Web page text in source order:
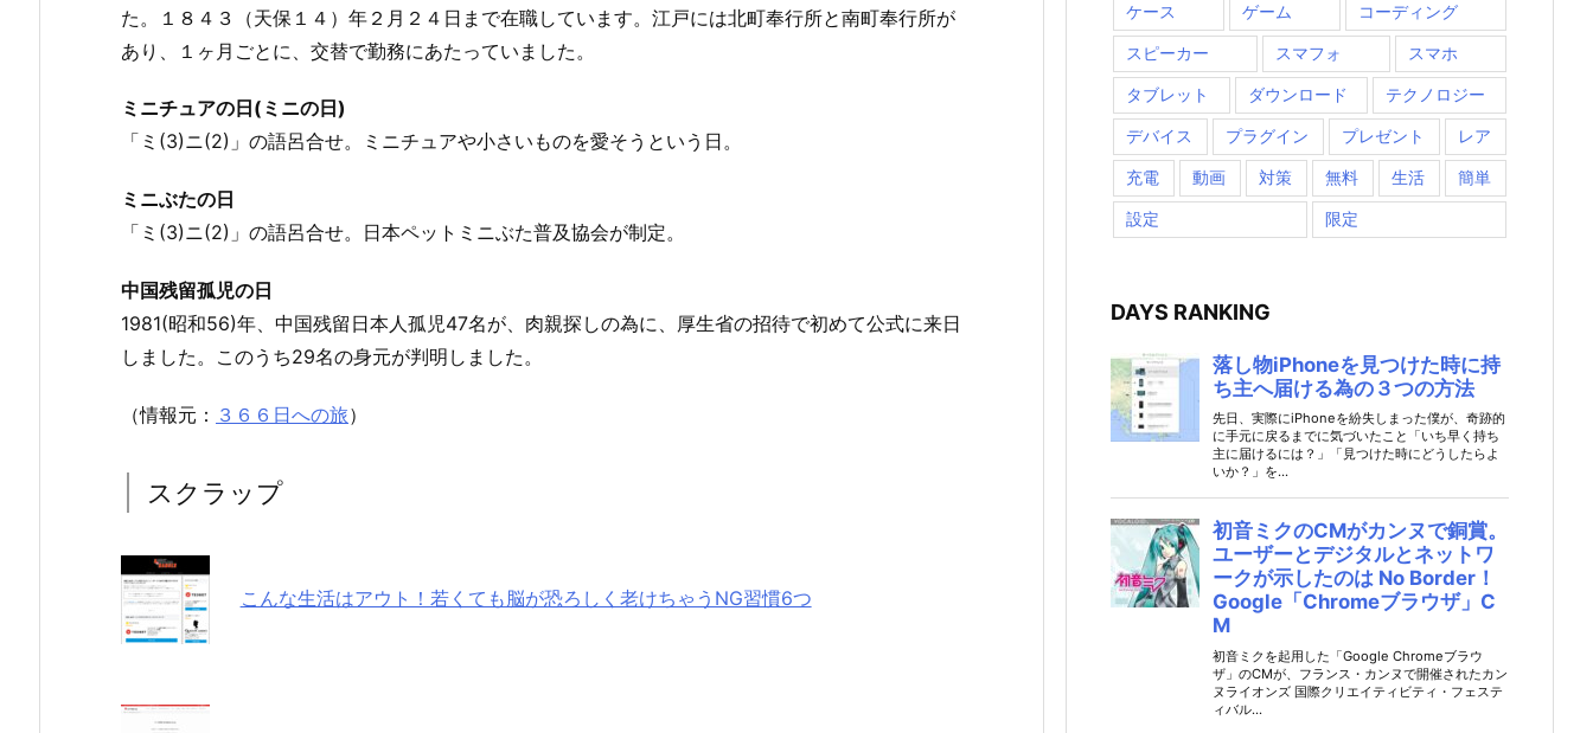
た。１８４３（天保１４）年２月２４日まで在職しています。江戸には北町奉行所と南町奉行所が
あり、１ヶ月ごとに、交替で勤務にあたっていました。
ミニチュアの日(ミニの日)
「ミ(3)ニ(2)」の語呂合せ。ミニチュアや小さいものを愛そうという日。
ミニぶたの日
「ミ(3)ニ(2)」の語呂合せ。日本ペットミニぶた普及協会が制定。
中国残留孤児の日
1981(昭和56)年、中国残留日本人孤児47名が、肉親探しの為に、厚生省の招待で初めて公式に来日
しました。このうち29名の身元が判明しました。
（情報元： ３６６日への旅）
スクラップ
こんな生活はアウト！若くても脳が恐ろしく老けちゃうNG習慣6つ
ケース ゲーム コーディング
スピーカー スマフォ スマホ
タブレット ダウンロード テクノロジー
デバイス プラグイン プレゼント レア
充電 動画 対策 無料 生活 簡単
設定 限定
DAYS RANKING